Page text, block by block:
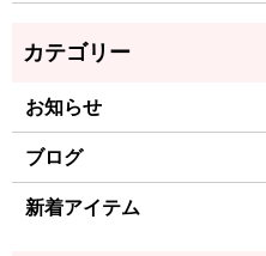
お知らせ
ブログ
新着アイテム